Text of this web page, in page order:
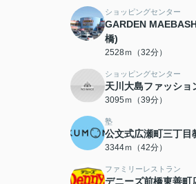
ショッピングセンター
GARDEN
橋)
2528ｍ（32分）
ショッピングセンター
天川大島ファッショ
3095ｍ（39分）
塾
公文式広瀬町三丁目
3344ｍ（42分）
ファミリーレストラン
デニーズ前橋東善町